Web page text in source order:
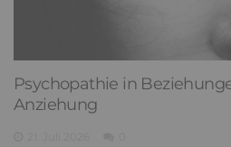
Psychopathie in
Anziehung